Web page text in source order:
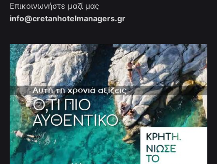
Επικοινωνήστε μαζί μας
info@cretanhotelmanagers.gr